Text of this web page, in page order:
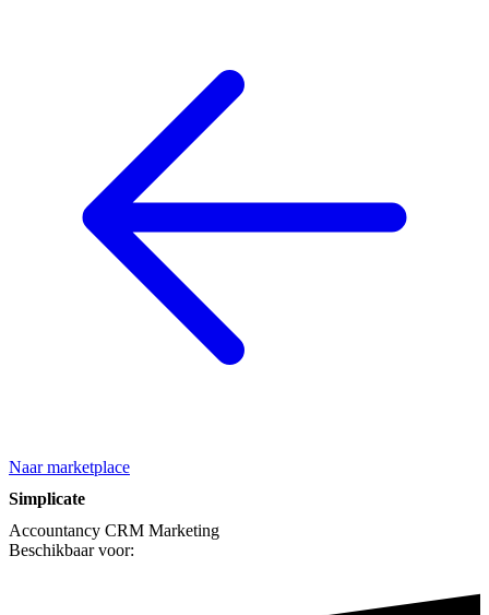
Naar marketplace
Simplicate
Accountancy CRM Marketing
Beschikbaar voor: